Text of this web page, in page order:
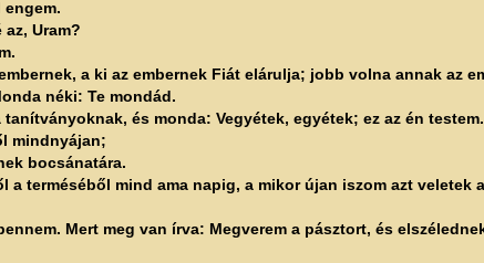
Uram?
a ki az embernek Fiát elárulja; jobb volna annak az
néki: Te mondád.
és monda: Vegyétek, egyétek; ez az én testem.
mindnyájan;
bocsánatára.
terméséből mind ama napig, a mikor újan iszom azt veletek
Mert meg van írva: Megverem a pásztort, és